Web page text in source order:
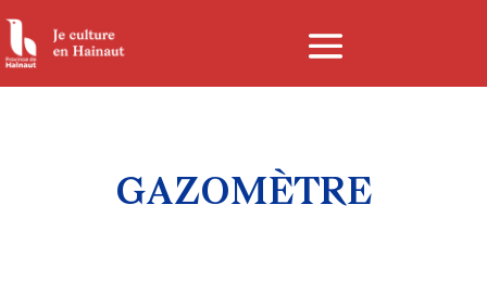
Panneau de gestion des cookies
GAZOMÈTRE